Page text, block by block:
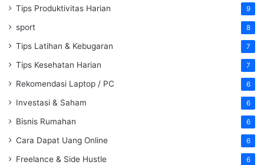
Tips Produktivitas Harian 9
sport 8
Tips Latihan & Kebugaran 7
Tips Kesehatan Harian 7
Rekomendasi Laptop / PC 6
Investasi & Saham 6
Bisnis Rumahan 6
Cara Dapat Uang Online 6
Freelance & Side Hustle 6